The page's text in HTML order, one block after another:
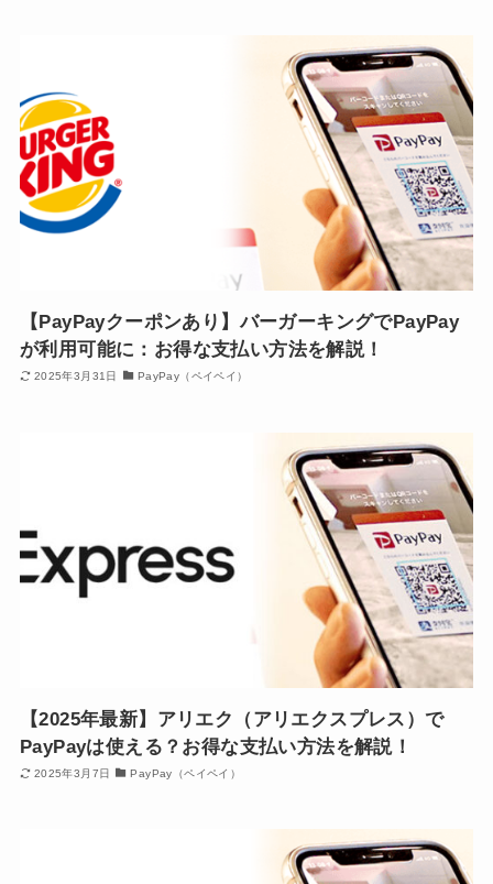
【PayPayクーポンあり】バーガーキングでPayPay
が利用可能に：お得な支払い方法を解説！
2025年3月31日 PayPay（ペイペイ）
【2025年最新】アリエク（アリエクスプレス）で
PayPayは使える？お得な支払い方法を解説！
2025年3月7日 PayPay（ペイペイ）